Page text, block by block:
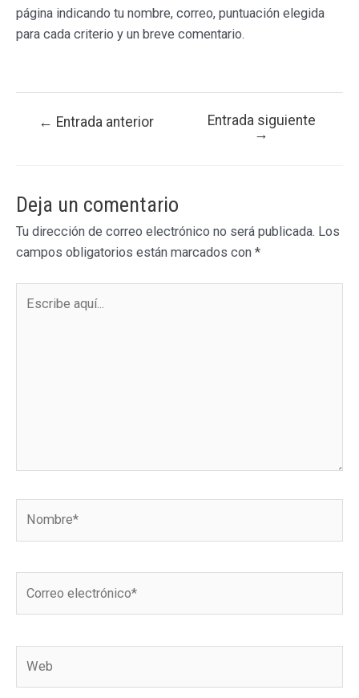
página indicando tu nombre, correo, puntuación elegida
para cada criterio y un breve comentario.
Navegación
← Entrada anterior
Entrada siguiente
→
Deja un comentario
Tu dirección de correo electrónico no será publicada. Los
campos obligatorios están marcados con *
aquí...
electrónico*